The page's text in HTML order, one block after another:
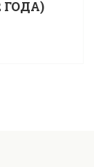
ГОДА)